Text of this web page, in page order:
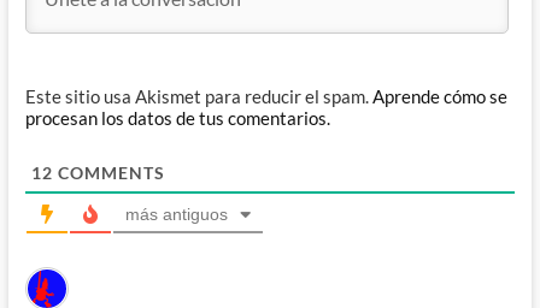
Este sitio usa Akismet para reducir el spam.Aprende cómo se
procesan los datos de tus comentarios.
12 COMMENTS
más antiguos